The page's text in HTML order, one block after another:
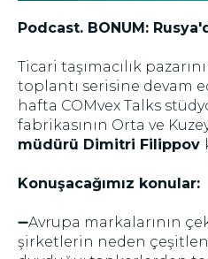
Podcast. BONUM:
Ticari taşımacılık
toplantı serisine devam
hafta COMvex Talks
fabrikasının Orta ve
müdürü Dimitri Filippov
Konuşacağımız konular:
➖Avrupa markalarının
şirketlerin neden